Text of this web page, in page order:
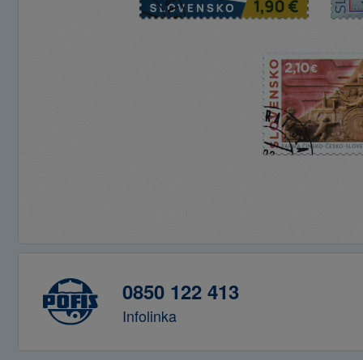
0850 122 413
Infolinka